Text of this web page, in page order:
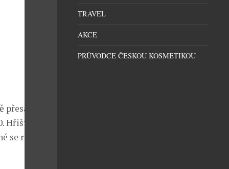
Hřiště
se rozšířit
TRAVEL
AKCE
PRŮVODCE ČESKOU KOSMETIKOU